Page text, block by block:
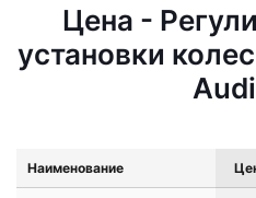
Цена -
установки
Наименование